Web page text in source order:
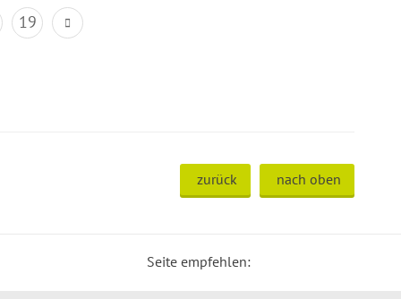
19
zurück nach oben
Seite empfehlen: